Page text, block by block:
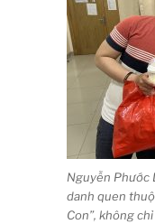
Nguyễn Phước
danh quen
Con”, không